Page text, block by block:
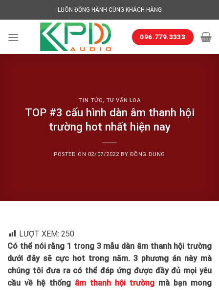
to
LUÔN ĐỒNG HÀNH CÙNG KHÁCH HÀNG
096.779.3333
TIN TỨC, TƯ VẤN LOA
TOP #3 cấu hình dàn âm thanh hội
trường hot nhất hiện nay
POSTED ON 02/07/2022BY ĐỒNG DUNG
LƯỢT XEM: 250
Có thể nói rằng 1 trong 3 mẫu dàn âm thanh hội trường
dưới đây sẽ cực hot trong năm. 3 phương án này mà
chúng tôi đưa ra có thể đáp ứng được đầy đủ mọi yêu
cầu về hệ thống âm thanh hội trường mà bạn mong